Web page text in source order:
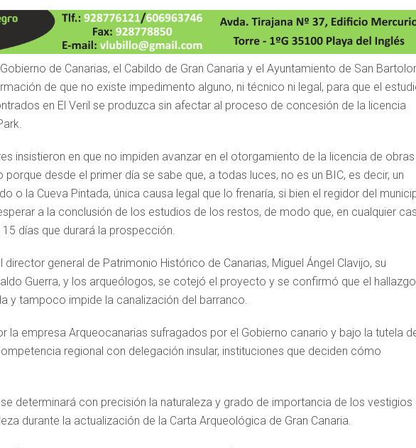
de Canarias, el Cabildo de Gran Canaria y el Ayuntamiento de San
de que no existe impedimento alguno, ni técnico ni legal, para que el
en El Veril se produzca sin afectar al proceso de concesión de la licencia
insistieron en que no impiden avanzar en el otorgamiento de la licencia de obras
desde el primer día se sabe que, a todas luces, no es un BIC, es decir, un
o la Cueva Pintada, única causa legal que lo frenaría, si bien el regidor del
a la conclusión de los estudios de los restos, de modo que, en cualquier
días que durará la prospección.
general de Patrimonio Histórico de Canarias, Miguel Ángel Clavijo, su
Guerra, y los arqueólogos, se cotejó el proyecto y se confirmó que el hallazgo
y tampoco impide la canalización del barranco.
la empresa Arqueocanarias sufragados por el Gobierno canario y bajo la tutela
regional con delegación insular, instituciones que deciden cómo
determinará con precisión la naturaleza y grado de importancia de los vestigios
durante la actualización de la Carta Arqueológica de Gran Canaria.